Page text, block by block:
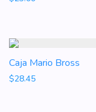
Caja Mario Bross
$28.45